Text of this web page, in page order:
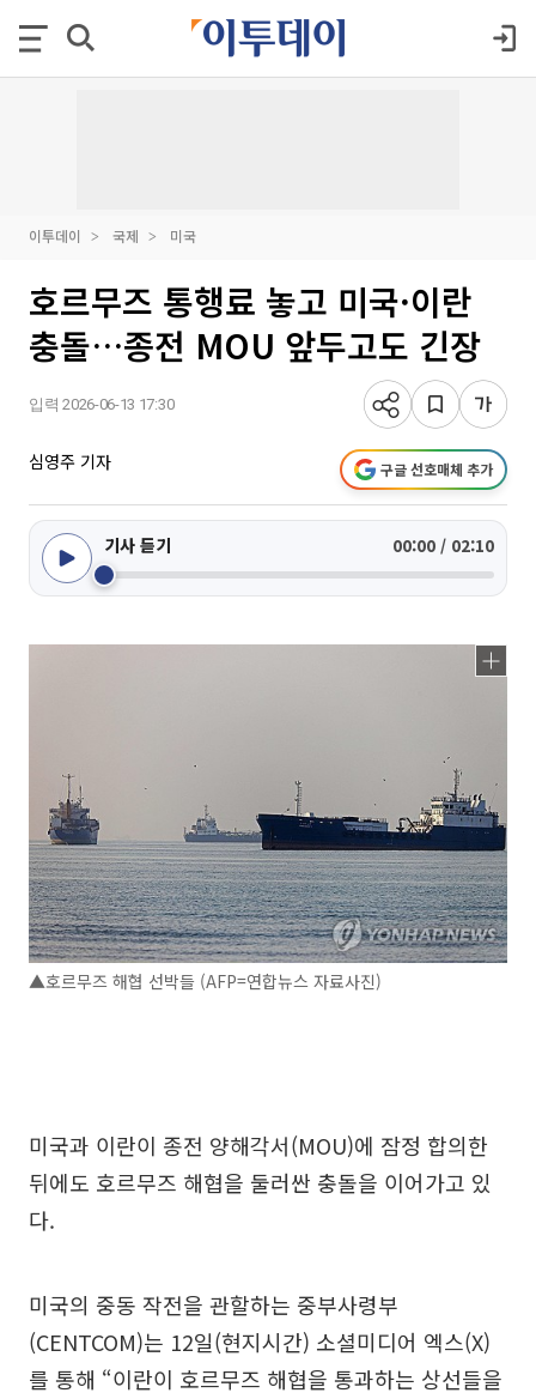
이투데이 국제 미국
호르무즈 통행료 놓고 미국·이란
충돌…종전 MOU 앞두고도 긴장
입력 2026-06-13 17:30
심영주 기자 구글 선호매체 추가
기사 듣기 00:00 / 02:10
▲호르무즈 해협 선박들 (AFP=연합뉴스 자료사진)
미국과 이란이 종전 양해각서(MOU)에 잠정 합의한
뒤에도 호르무즈 해협을 둘러싼 충돌을 이어가고 있
다.
미국의 중동 작전을 관할하는 중부사령부
(CENTCOM)는 12일(현지시간) 소셜미디어 엑스(X)
를 통해 “이란이 호르무즈 해협을 통과하는 상선들을